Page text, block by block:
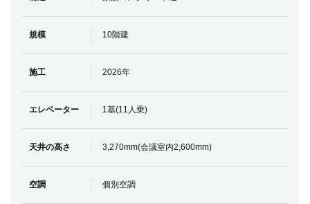
規模 10階建
施工 2026年
エレベーター 1基(11人乗)
天井の高さ 3,270mm(会議室内2,600mm)
空調 個別空調